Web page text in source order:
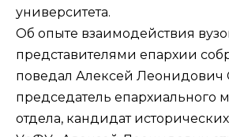
университета.
Об опыте взаимодействия
представителями епархии
поведал Алексей Леонидович
председатель епархиального
отдела, кандидат